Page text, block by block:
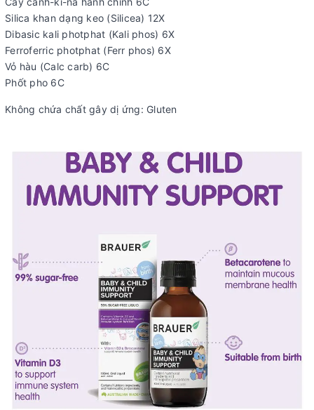
Silica khan dạng keo (Silicea) 12X
Dibasic kali photphat (Kali phos) 6X
Ferroferric photphat (Ferr phos) 6X
Vỏ hàu (Calc carb) 6C
Phốt pho 6C
Không chứa chất gây dị ứng: Gluten